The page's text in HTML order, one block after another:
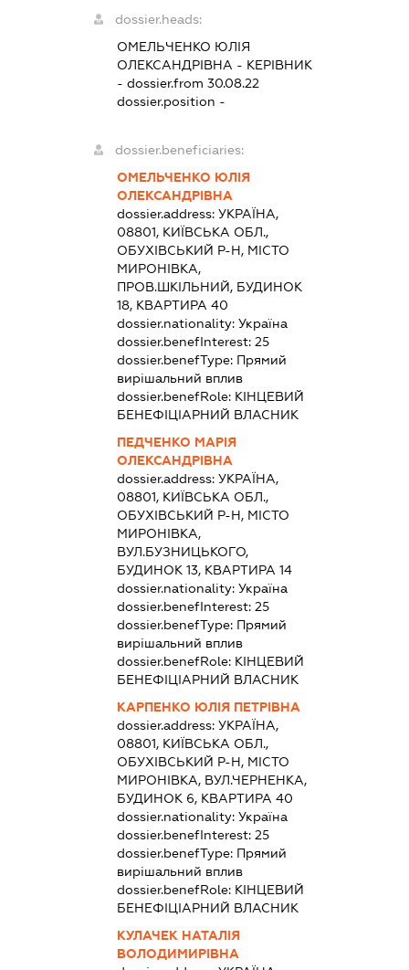
dossier.heads:
ОМЕЛЬЧЕНКО ЮЛІЯ
ОЛЕКСАНДРІВНА - КЕРІВНИК
- dossier.from 30.08.22
dossier.position -
dossier.beneficiaries:
ОМЕЛЬЧЕНКО ЮЛІЯ
ОЛЕКСАНДРІВНА
dossier.address:УКРАЇНА,
08801, КИЇВСЬКА ОБЛ.,
ОБУХІВСЬКИЙ Р-Н, МІСТО
МИРОНІВКА,
ПРОВ.ШКІЛЬНИЙ, БУДИНОК
18, КВАРТИРА 40
dossier.nationality:Україна
dossier.benefInterest:25
dossier.benefType: Прямий
вирішальний вплив
dossier.benefRole: КІНЦЕВИЙ
БЕНЕФІЦІАРНИЙ ВЛАСНИК
ПЕДЧЕНКО МАРІЯ
ОЛЕКСАНДРІВНА
dossier.address:УКРАЇНА,
08801, КИЇВСЬКА ОБЛ.,
ОБУХІВСЬКИЙ Р-Н, МІСТО
МИРОНІВКА,
ВУЛ.БУЗНИЦЬКОГО,
БУДИНОК 13, КВАРТИРА 14
dossier.nationality:Україна
dossier.benefInterest:25
dossier.benefType: Прямий
вирішальний вплив
dossier.benefRole: КІНЦЕВИЙ
БЕНЕФІЦІАРНИЙ ВЛАСНИК
КАРПЕНКО ЮЛІЯ ПЕТРІВНА
dossier.address:УКРАЇНА,
08801, КИЇВСЬКА ОБЛ.,
ОБУХІВСЬКИЙ Р-Н, МІСТО
МИРОНІВКА, ВУЛ.ЧЕРНЕНКА,
БУДИНОК 6, КВАРТИРА 40
dossier.nationality:Україна
dossier.benefInterest:25
dossier.benefType: Прямий
вирішальний вплив
dossier.benefRole: КІНЦЕВИЙ
БЕНЕФІЦІАРНИЙ ВЛАСНИК
КУЛАЧЕК НАТАЛІЯ
ВОЛОДИМИРІВНА